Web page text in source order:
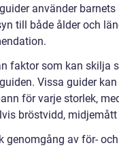
använder
till både ålder och
faktor som kan skilja
Vissa guider
för varje storlek,
bröstvidd,
genomgång av för-